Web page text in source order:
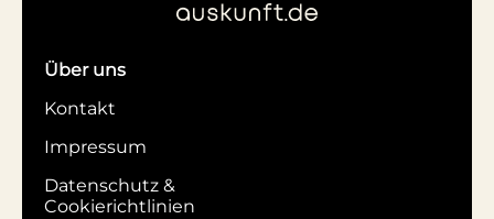
Über uns
Kontakt
Impressum
Datenschutz &
Cookierichtlinien